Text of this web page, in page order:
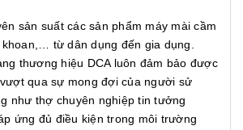
sản suất các sản phẩm máy mài cầm
từ dân dụng đến gia dụng.
thương hiệu DCA luôn đảm bảo được
qua sự mong đợi của người sử
như thợ chuyên nghiệp tin tưởng
ứng đủ điều kiện trong môi trường